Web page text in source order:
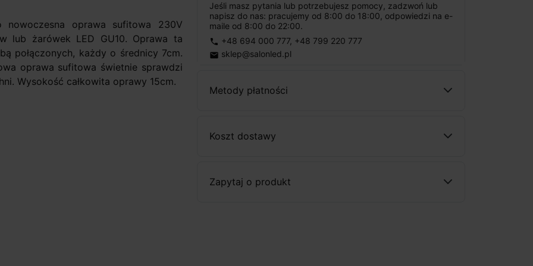
Jeśli masz pytania lub potrzebujesz pomocy, zadzwoń lub
napisz do nas: pracujemy od 8:00 do 18:00, odpowiedzi na e-
maile od 8:00 do 22:00.
phone +48 694 000 777, +48 799 220 777
email sklep@salonled.pl
Metody płatności
Koszt dostawy
Zapytaj o produkt
oprawa sufitowa 230V
lub żarówek LED GU10. Oprawa ta
połączonych, każdy o średnicy 7cm.
oprawa sufitowa świetnie sprawdzi
Wysokość całkowita oprawy 15cm.